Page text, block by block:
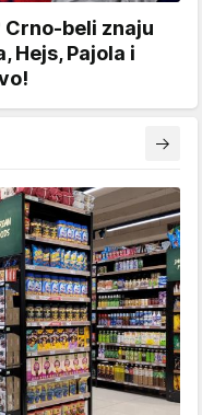
Crno-beli znaju
Hejs, Pajola i